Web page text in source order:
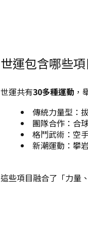
世運包含哪些項
世運共有30多種運動 ，
傳統力量型：
團隊合作：合
格鬥武術：空
新潮運動：攀
這些項目融合了「力量